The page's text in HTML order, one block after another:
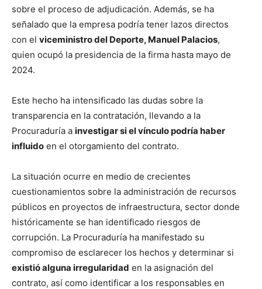
sobre el proceso de adjudicación. Además, se ha
señalado que la empresa podría tener lazos directos
con el viceministro del Deporte, Manuel Palacios,
quien ocupó la presidencia de la firma hasta mayo de
2024.
Este hecho ha intensificado las dudas sobre la
transparencia en la contratación, llevando a la
Procuraduría a investigar si el vínculo podría haber
influido en el otorgamiento del contrato.
La situación ocurre en medio de crecientes
cuestionamientos sobre la administración de recursos
públicos en proyectos de infraestructura, sector donde
históricamente se han identificado riesgos de
corrupción. La Procuraduría ha manifestado su
compromiso de esclarecer los hechos y determinar si
existió alguna irregularidad en la asignación del
contrato, así como identificar a los responsables en